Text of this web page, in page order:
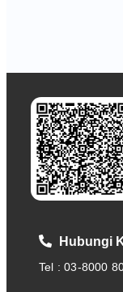
Hubungi
Tel : 03-8000